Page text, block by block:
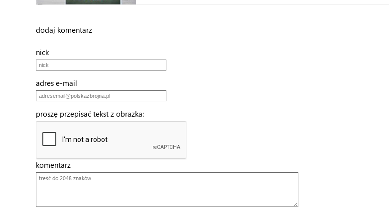
dodaj komentarz
nick
adres e-mail
proszę przepisać tekst z obrazka:
komentarz